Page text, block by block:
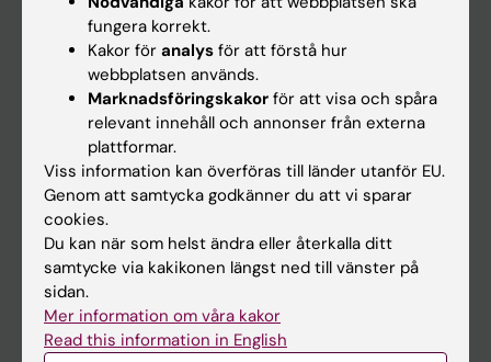
Kalender
Student
Ladok
Canvas
Schema
Studentmejlen
fungera korrekt.
Kakor för analys för att förstå hur
webbplatsen används.
Marknadsföringskakor för att visa och spåra
relevant innehåll och annonser från externa
plattformar.
Viss information kan överföras till länder utanför EU.
Genom att samtycka godkänner du att vi sparar
cookies.
Du kan när som helst ändra eller återkalla ditt
samtycke via kakikonen längst ned till vänster på
sidan.
Mer information om våra kakor
Read this information in English